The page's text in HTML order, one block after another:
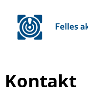
Kontakt